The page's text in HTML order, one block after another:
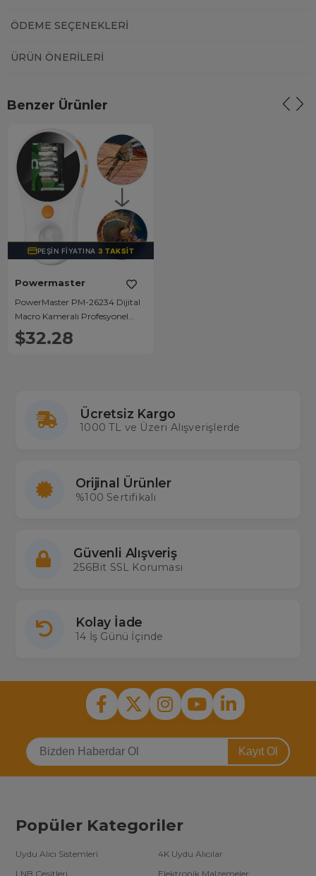
ÖDEME SEÇENEKLERI
ÜRÜN ÖNERILERI
Benzer Ürünler
PEŞIN FIYATINA3 TAKSIT
Powermaster
PowerMaster PM-26234 Dijital
Macro Kameralı Profesyonel
Tamirci Mikroskop 500X
Büyütme
$32.28
Ücretsiz Kargo
1000 TL ve Üzeri Alışverişlerde
Orijinal Ürünler
%100 Sertifikalı
Güvenli Alışveriş
256Bit SSL Koruması
Kolay İade
14 İş Günü İçinde
Kayıt Ol
Popüler Kategoriler
Uydu Alıcı Sistemleri
4K Uydu Alıcılar
LNB Çeşitleri
Elektronik Malzemeler